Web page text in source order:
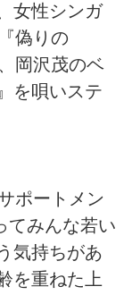
女性シンガ
偽りの
岡沢茂のベ
を唄いステ
ポートメン
てみんな若い
気持ちがあ
を重ねた上